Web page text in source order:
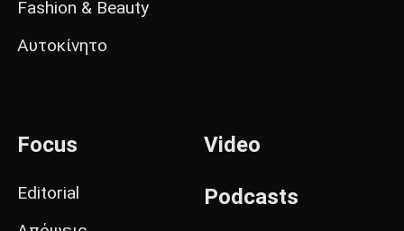
Fashion & Beauty
Αυτοκίνητο
Focus
Editorial
Video
Podcasts